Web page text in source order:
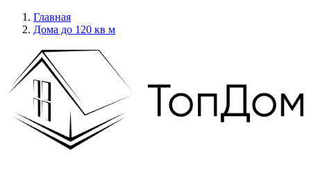
Главная
Дома до 120 кв м